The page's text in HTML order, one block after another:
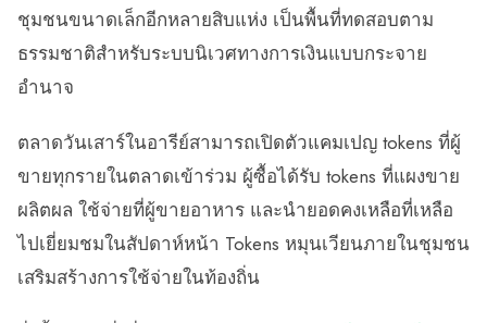
ชุมชนขนาดเล็กอีกหลายสิบแห่ง เป็นพื้นที่ทดสอบตาม
ธรรมชาติสำหรับระบบนิเวศทางการเงินแบบกระจาย
อำนาจ
ตลาดวันเสาร์ในอารีย์สามารถเปิดตัวแคมเปญ tokens ที่ผู้
ขายทุกรายในตลาดเข้าร่วม ผู้ซื้อได้รับ tokens ที่แผงขาย
ผลิตผล ใช้จ่ายที่ผู้ขายอาหาร และนำยอดคงเหลือที่เหลือ
ไปเยี่ยมชมในสัปดาห์หน้า Tokens หมุนเวียนภายในชุมชน
เสริมสร้างการใช้จ่ายในท้องถิ่น